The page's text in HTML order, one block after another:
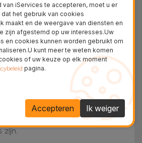
iPhone Film op?
om een film op je iPhone te
zijn onzeglasfilmsvoor
een kit die dit proces nog
het scherm van je iPhone
dan het droge doek en de
op de iPhone, druk van het
de zijkanten, waardoor er geen
zijn.
iServices te accepteren, moet u er
het gebruik van cookies
maakt en de weergave van diensten en
zijn afgestemd op uw interesses.Uw
en cookies kunnen worden gebruikt om
kunt meer te weten komen
of uw keuze op elk moment
pagina.
Ik weiger
Accepteren